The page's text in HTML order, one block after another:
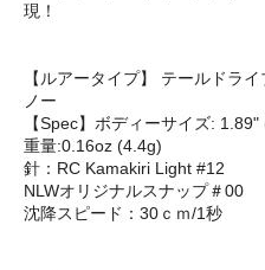
現！
【ルアータイプ】 テールドラ
ノー
【Spec】ボディーサイズ:
重量:0.16oz (4.4g)
針：RC Kamakiri Light #12
NLWオリジナルスナップ＃00
沈降スピード：30ｃｍ/1秒